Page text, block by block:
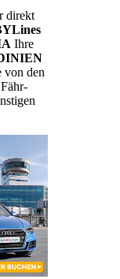
direkt
Ihre
von den